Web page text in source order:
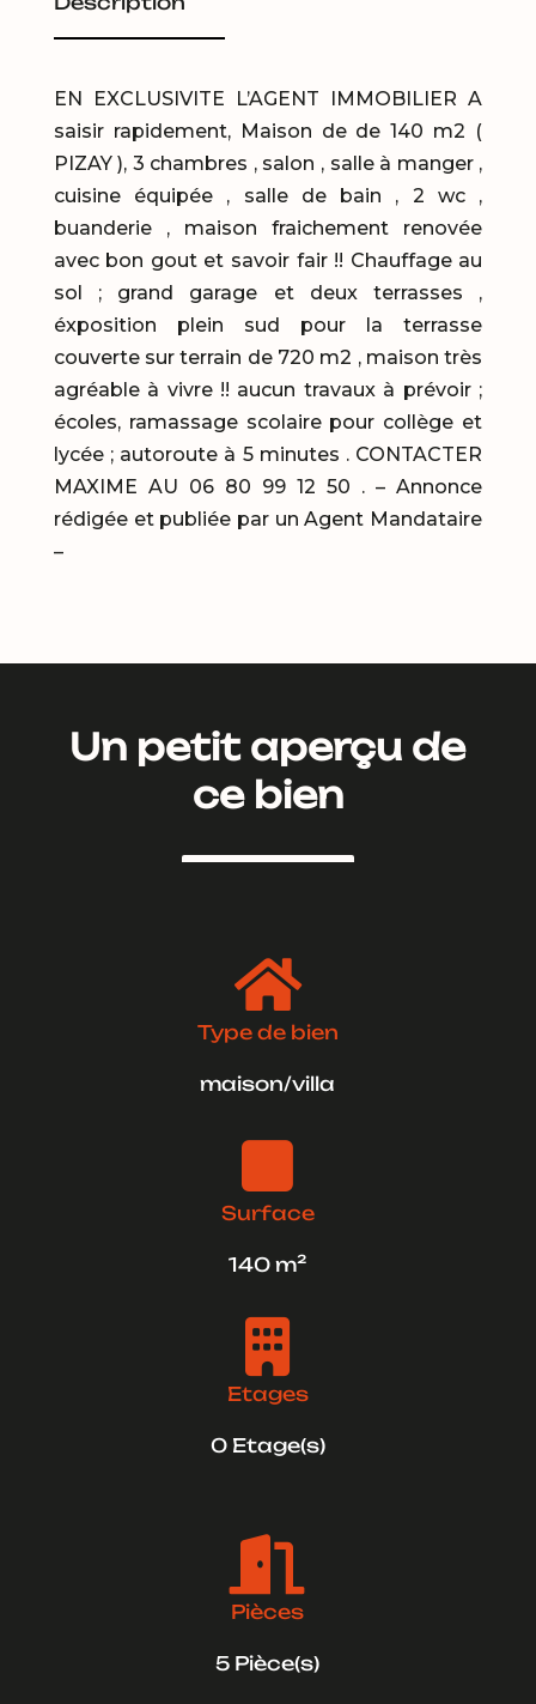
EN EXCLUSIVITE L’AGENT IMMOBILIER A
saisir rapidement, Maison de de 140 m2 (
PIZAY ), 3 chambres , salon , salle à manger ,
cuisine équipée , salle de bain , 2 wc ,
buanderie , maison fraichement renovée
avec bon gout et savoir fair !! Chauffage au
sol ; grand garage et deux terrasses ,
éxposition plein sud pour la terrasse
couverte sur terrain de 720 m2 , maison très
agréable à vivre !! aucun travaux à prévoir ;
écoles, ramassage scolaire pour collège et
lycée ; autoroute à 5 minutes . CONTACTER
MAXIME AU 06 80 99 12 50 . – Annonce
rédigée et publiée par un Agent Mandataire
–
Un petit aperçu de
ce bien

Type de bien
maison/villa

Surface
140 m²

Etages
0 Etage(s)

Pièces
5 Pièce(s)